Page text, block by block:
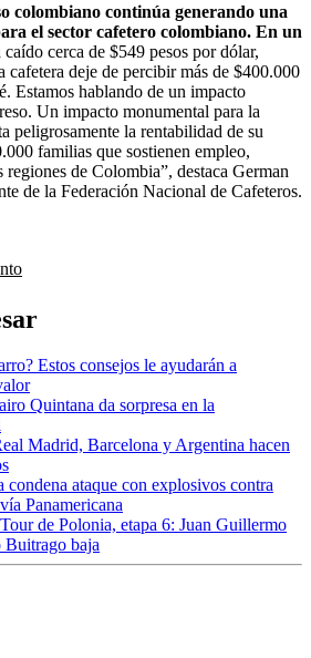
colombiano continúa generando una
el sector cafetero colombiano. En un
cerca de $549 pesos por dólar,
deje de percibir más de $400.000
Estamos hablando de un impacto
Un impacto monumental para la
peligrosamente la rentabilidad de su
familias que sostienen empleo,
de Colombia”, destaca German
de la Federación Nacional de Cafeteros.
Estos consejos le ayudarán a
Quintana da sorpresa en la
Madrid, Barcelona y Argentina hacen
ataque con explosivos contra
Panamericana
de Polonia, etapa 6: Juan Guillermo
Buitrago baja